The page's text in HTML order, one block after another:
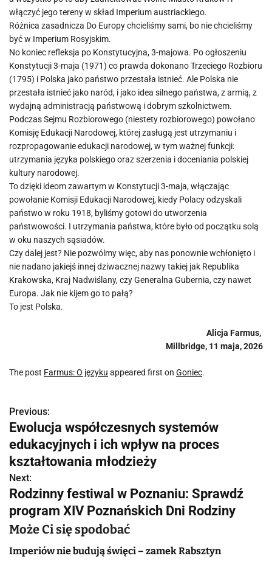
włączyć jego tereny w skład Imperium austriackiego.
Różnica zasadnicza Do Europy chcieliśmy sami, bo nie chcieliśmy
być w Imperium Rosyjskim.
No koniec refleksja po Konstytucyjna, 3-majowa. Po ogłoszeniu
Konstytucji 3-maja (1971) co prawda dokonano Trzeciego Rozbioru
(1795) i Polska jako państwo przestała istnieć. Ale Polska nie
przestała istnieć jako naród, i jako idea silnego państwa, z armią, z
wydajną administracją państwową i dobrym szkolnictwem.
Podczas Sejmu Rozbiorowego (niestety rozbiorowego) powołano
Komisję Edukacji Narodowej, której zasługą jest utrzymaniu i
rozpropagowanie edukacji narodowej, w tym ważnej funkcji:
utrzymania języka polskiego oraz szerzenia i doceniania polskiej
kultury narodowej.
To dzięki ideom zawartym w Konstytucji 3-maja, włączając
powołanie Komisji Edukacji Narodowej, kiedy Polacy odzyskali
państwo w roku 1918, byliśmy gotowi do utworzenia
państwowości. I utrzymania państwa, które było od początku solą
w oku naszych sąsiadów.
Czy dalej jest? Nie pozwólmy więc, aby nas ponownie wchłonięto i
nie nadano jakiejś innej dziwacznej nazwy takiej jak Republika
Krakowska, Kraj Nadwiślany, czy Generalna Gubernia, czy nawet
Europa. Jak nie kijem go to pałą?
To jest Polska.
Alicja Farmus,
Millbridge, 11 maja, 2026
The post Farmus: O języku appeared first on Goniec.
N
a
w
i
g
a
c
Previous:
Ewolucja współczesnych systemów
edukacyjnych i ich wpływ na proces
kształtowania młodzieży
Next:
Rodzinny festiwal w Poznaniu: Sprawdź
program XIV Poznańskich Dni Rodziny
Może Ci się spodobać
Imperiów nie budują święci – zamek Rabsztyn